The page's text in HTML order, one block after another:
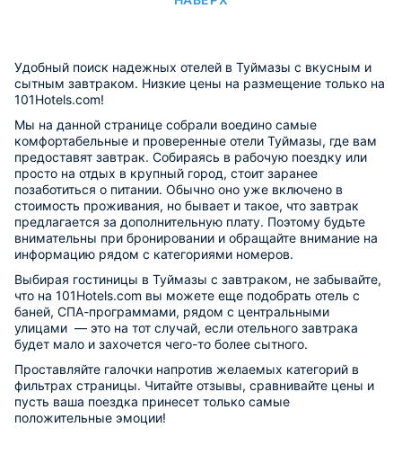
Удобный поиск надежных отелей в Туймазы с вкусным и
сытным завтраком. Низкие цены на размещение только на
101Hotels.com!
Мы на данной странице собрали воедино самые
комфортабельные и проверенные отели Туймазы, где вам
предоставят завтрак. Собираясь в рабочую поездку или
просто на отдых в крупный город, стоит заранее
позаботиться о питании. Обычно оно уже включено в
стоимость проживания, но бывает и такое, что завтрак
предлагается за дополнительную плату. Поэтому будьте
внимательны при бронировании и обращайте внимание на
информацию рядом с категориями номеров.
Выбирая гостиницы в Туймазы с завтраком, не забывайте,
что на 101Hotels.com вы можете еще подобрать отель с
баней, СПА-программами, рядом с центральными
улицами — это на тот случай, если отельного завтрака
будет мало и захочется чего-то более сытного.
Проставляйте галочки напротив желаемых категорий в
фильтрах страницы. Читайте отзывы, сравнивайте цены и
пусть ваша поездка принесет только самые
положительные эмоции!